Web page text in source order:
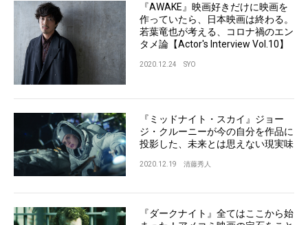
『AWAKE』映画好きだけに映画を
作っていたら、日本映画は終わる。
若葉竜也が考える、コロナ禍のエン
タメ論【Actor's Interview Vol.10】
2020.12.24 SYO
『ミッドナイト・スカイ』ジョー
ジ・クルーニーが今の自分を作品に
投影した、未来とは思えない現実味
2020.12.19 清藤秀人
『ダークナイト』全てはここから始